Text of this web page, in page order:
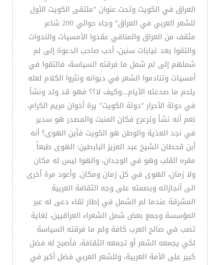
العراق في الكويت وتحت عنوان "ملتقى الكويت الأول
للشعر العربي في العراق" وجاء حوالي 200 شاعر
مثقف من العراق والمنافي عقدوا الأمسيات والندوات
والتقوا بعد غيابات سنين، أحب صاحب الدعوة إلى لم
شملهم إلى لم شمل ما فرقته السياسة، فالتقوا في
أمسيات وتنادموا الشعر في ديوانه ونثروا الكلام لعله
يلحم ما صدعته الأيام...وكيف لا؟؟ فهو قد ولد ونشأ
في دولة الأحرار "دولة الكويت" يرة أخوان مريم الكرام،
نعم أنه نشأ وترعرع فكان المنبت والمصدر هو سدير
في نجد العذية والوطن هو الكويت فأين الهوى؟ أنه
أبن قحطان الشيخ عبد العزيز البابطين: الهوى طبعاً
مقره القلب وهو في الوجدان، والهوا ليس له مكان
ولا زمان، الهوى في كل زمان ومكان. وأعود مرة أخرى
الى أنجازاته وبصمته على وجه الثقافة العربية
المشرقة عندما لم الشمل في إطار لقاء دعى له عبر
المؤسسة وجمع بعض شمل الشعراء العراقيين، لغاية
تصب في صالح العرب كافة ولم ما فرقته السياسة
لكي يجمعه الشعر أو تجمعه الثقافة، فأصبح له فضل
كبير على الأمة العربية، وللشعر العربي فضل أكبر في